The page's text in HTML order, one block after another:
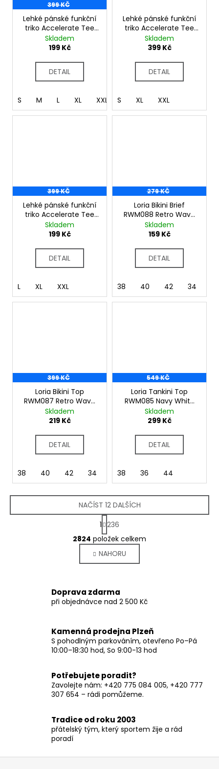
399 KČ
Lehké pánské funkční
triko Accelerate Tee
DMT722 Burnt Orange
Skladem
199 Kč
DETAIL
S M L XL XXL XXXL
Lehké pánské funkční
triko Accelerate Tee
DMT722 Oxford Blue
Skladem
399 Kč
DETAIL
S XL XXL
399 KČ
Lehké pánské funkční
triko Accelerate Tee
DMT722 Golden
Cypress
Skladem
199 Kč
DETAIL
L XL XXL
279 KČ
Loria Bikini Brief
RWM088 Retro Wave
Pink
Skladem
159 Kč
DETAIL
38 40 42 34
399 KČ
Loria Bikini Top
RWM087 Retro Wave
Pink
Skladem
219 Kč
DETAIL
38 40 42 34 36 44 46
549 KČ
Loria Tankini Top
RWM085 Navy White
Stripe
Skladem
299 Kč
DETAIL
38 36 44
O
v
l
á
a
c
r
v
k
v
ý
p
s
u
NAČÍST 12 DALŠÍCH
S
t
r
á
n
k
á
n
1 236
2824 položek celkem
NAHORU
Doprava zdarma
při objednávce nad 2 500 Kč
Kamenná prodejna Plzeň
S pohodlným parkováním, otevřeno Po–Pá
10:00–18:30 hod, So 9:00-13 hod
Potřebujete poradit?
Zavolejte nám: +420 775 084 005, +420 777
307 654 – rádi pomůžeme.
Tradice od roku 2003
přátelský tým, který sportem žije a rád
poradí